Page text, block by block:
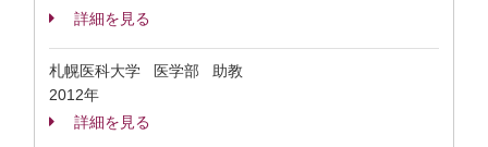
詳細を見る
札幌医科大学 医学部 助教
2012年
詳細を見る